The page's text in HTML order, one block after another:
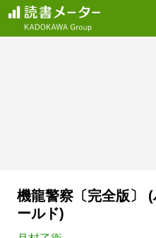
機龍警察〔完全版〕
ールド)